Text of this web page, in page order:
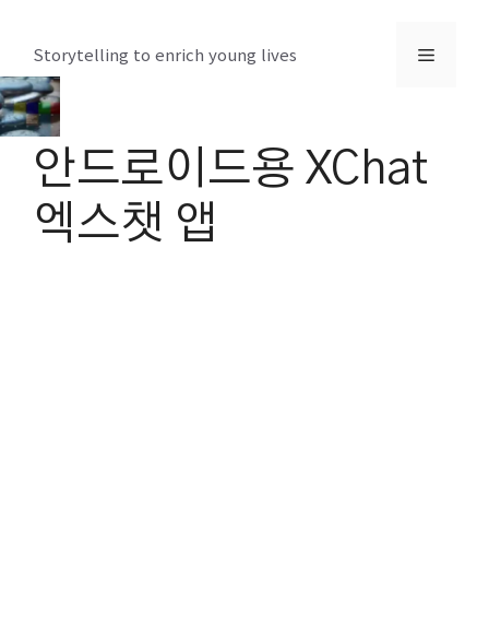
츠
로
건
Storytelling to enrich young lives 메
안드로이드용 XChat
엑스챗 앱